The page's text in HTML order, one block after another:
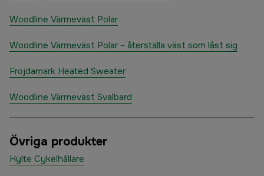
Woodline Värmeväst Polar
Woodline Värmeväst Polar – återställa väst som låst sig
Fröjdamark Heated Sweater
Woodline Värmeväst Svalbard
Övriga produkter
Hylte Cykelhållare